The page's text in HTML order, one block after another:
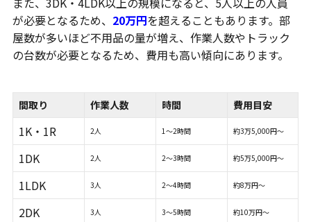
が必要となるため、 20万円を超えることもあります。部
屋数が多いほど不用品の量が増え、作業人数やトラック
の台数が必要となるため、費用も高い傾向にあります。
間取り 作業人数 時間 費用目安
1K・1R 2人 1～2時間 約3万5,000円～
1DK 2人 2～3時間 約5万5,000円～
1LDK 3人 2～4時間 約8万円～
2DK 3人 3～5時間 約10万円～